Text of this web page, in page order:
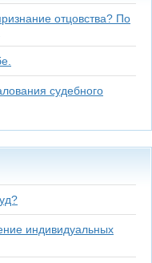
отцовства? По
судебного
индивидуальных